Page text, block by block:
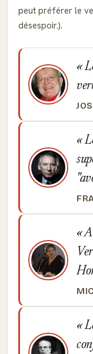
peut préférer le
désespoir.).